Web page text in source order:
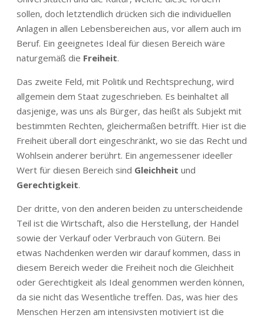
sollen, doch letztendlich drücken sich die individuellen
Anlagen in allen Lebensbereichen aus, vor allem auch im
Beruf. Ein geeignetes Ideal für diesen Bereich wäre
naturgemäß die Freiheit.
Das zweite Feld, mit Politik und Rechtsprechung, wird
allgemein dem Staat zugeschrieben. Es beinhaltet all
dasjenige, was uns als Bürger, das heißt als Subjekt mit
bestimmten Rechten, gleichermaßen betrifft. Hier ist die
Freiheit überall dort eingeschränkt, wo sie das Recht und
Wohlsein anderer berührt. Ein angemessener ideeller
Wert für diesen Bereich sind Gleichheit und
Gerechtigkeit.
Der dritte, von den anderen beiden zu unterscheidende
Teil ist die Wirtschaft, also die Herstellung, der Handel
sowie der Verkauf oder Verbrauch von Gütern. Bei
etwas Nachdenken werden wir darauf kommen, dass in
diesem Bereich weder die Freiheit noch die Gleichheit
oder Gerechtigkeit als Ideal genommen werden können,
da sie nicht das Wesentliche treffen. Das, was hier des
Menschen Herzen am intensivsten motiviert ist die